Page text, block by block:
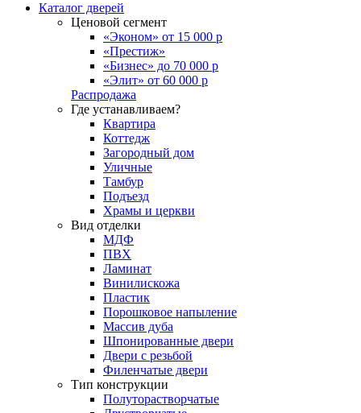
Каталог дверей
Ценовой сегмент
«Эконом» от 15 000 р
«Престиж»
«Бизнес» до 70 000 р
«Элит» от 60 000 р
Распродажа
Где устанавливаем?
Квартира
Коттедж
Загородный дом
Уличные
Тамбур
Подъезд
Храмы и церкви
Вид отделки
МДФ
ПВХ
Ламинат
Винилискожа
Пластик
Порошковое напыление
Массив дуба
Шпонированные двери
Двери с резьбой
Филенчатые двери
Тип конструкции
Полуторастворчатые